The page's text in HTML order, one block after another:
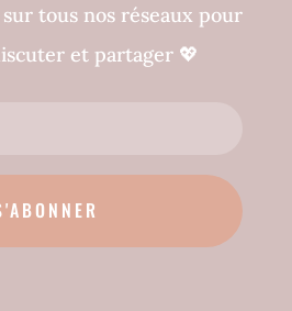
tous nos réseaux pour
et partager 💖